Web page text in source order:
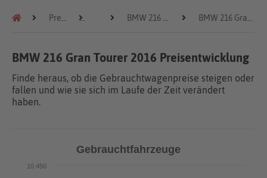
Preistrends BMW BMW 216 Gran Tourer BMW 216 Gran Tourer 2016
BMW 216 Gran Tourer 2016 Preisentwicklung
Finde heraus, ob die Gebrauchtwagenpreise steigen oder
fallen und wie sie sich im Laufe der Zeit verändert
haben.
Gebrauchtfahrzeuge
10.450